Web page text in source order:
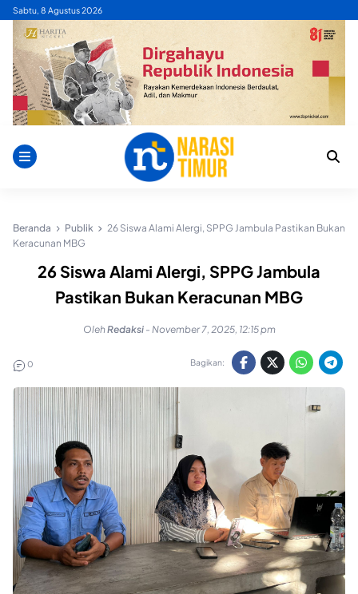
Skip
content
Sabtu, 8 Agustus 2026
Beranda Publik
26 Siswa Alami Alergi, SPPG Jambula Pastikan Bukan
Keracunan MBG
26 Siswa Alami Alergi, SPPG Jambula
Pastikan Bukan Keracunan MBG
OlehRedaksi - November 7, 2025, 12:15 pm
0 Bagikan: